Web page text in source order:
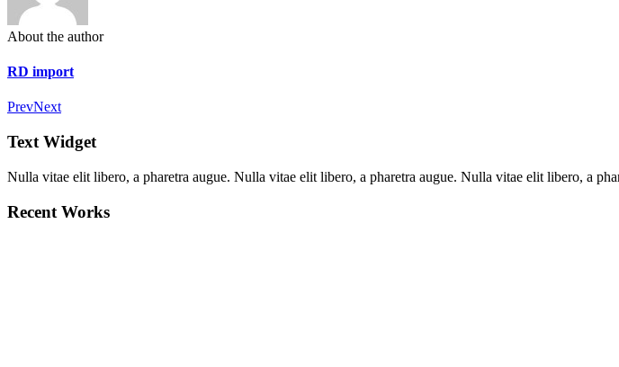
About the author
RD import
PrevNext
Text Widget
Nulla vitae elit libero, a pharetra augue. Nulla vitae elit libero, a pharetra augue. Nulla vitae elit libero, a
Recent Works